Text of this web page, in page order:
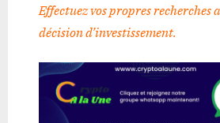
Effectuez vos propres recherches
décision d’investissement.